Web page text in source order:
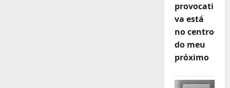
provocati
va está
no centro
do meu
próximo